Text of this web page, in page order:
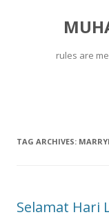
rules are
TAG ARCHIVES:
Selamat Hari